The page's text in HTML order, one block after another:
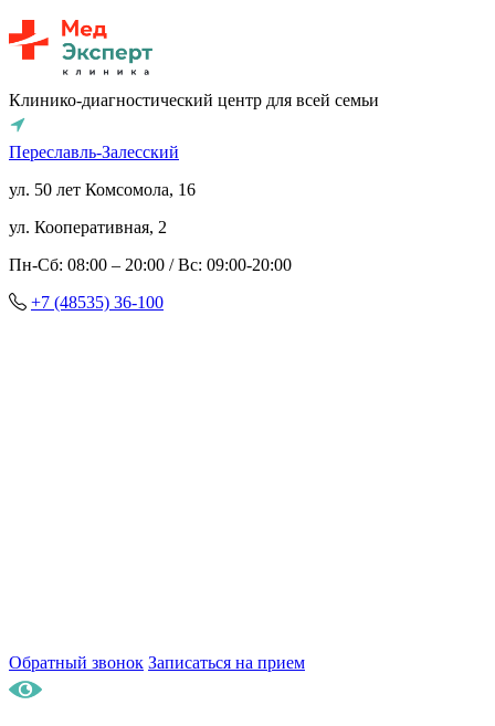
Клинико-диагностический центр для всей семьи
Переславль-Залесский
ул. 50 лет Комсомола, 16
ул. Кооперативная, 2
Пн-Сб: 08:00 – 20:00 / Вс: 09:00-20:00
+7 (48535) 36-100
Обратный звонок Записаться на прием